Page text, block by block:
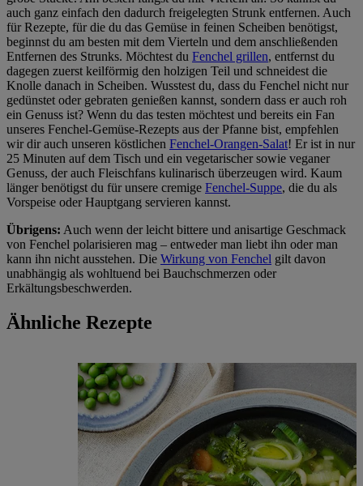
auch ganz einfach den dadurch freigelegten Strunk entfernen. Auch
für Rezepte, für die du das Gemüse in feinen Scheiben benötigst,
beginnst du am besten mit dem Vierteln und dem anschließenden
Entfernen des Strunks. Möchtest du Fenchel grillen, entfernst du
dagegen zuerst keilförmig den holzigen Teil und schneidest die
Knolle danach in Scheiben. Wusstest du, dass du Fenchel nicht nur
gedünstet oder gebraten genießen kannst, sondern dass er auch roh
ein Genuss ist? Wenn du das testen möchtest und bereits ein Fan
unseres Fenchel-Gemüse-Rezepts aus der Pfanne bist, empfehlen
wir dir auch unseren köstlichen Fenchel-Orangen-Salat! Er ist in nur
25 Minuten auf dem Tisch und ein vegetarischer sowie veganer
Genuss, der auch Fleischfans kulinarisch überzeugen wird. Kaum
länger benötigst du für unsere cremige Fenchel-Suppe, die du als
Vorspeise oder Hauptgang servieren kannst.
Übrigens: Auch wenn der leicht bittere und anisartige Geschmack
von Fenchel polarisieren mag – entweder man liebt ihn oder man
kann ihn nicht ausstehen. Die Wirkung von Fenchel gilt davon
unabhängig als wohltuend bei Bauchschmerzen oder
Erkältungsbeschwerden.
Ähnliche Rezepte